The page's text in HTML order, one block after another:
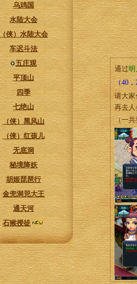
乌鸡国
水陆大会
（侠）水陆大会
车迟斗法
五庄观
平顶山
四季
七绝山
（侠）黑风山
（侠）红孩儿
无底洞
秘境降妖
胡姬琵琶行
金兜洞兕大王
通天河
石猴授徒
通过明
（40，
请大家
再去人
（一